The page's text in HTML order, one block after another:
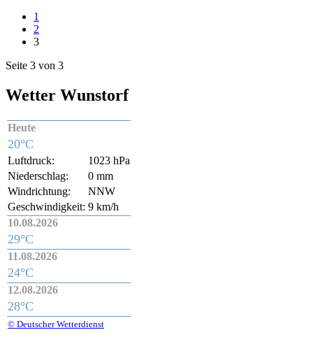
1
2
3
Seite 3 von 3
Wetter Wunstorf
Heute
20°C
Luftdruck:
1023 hPa
Niederschlag:
0 mm
Windrichtung:
NNW
Geschwindigkeit: 9 km/h
10.08.2026
29°C
11.08.2026
24°C
12.08.2026
28°C
© Deutscher Wetterdienst